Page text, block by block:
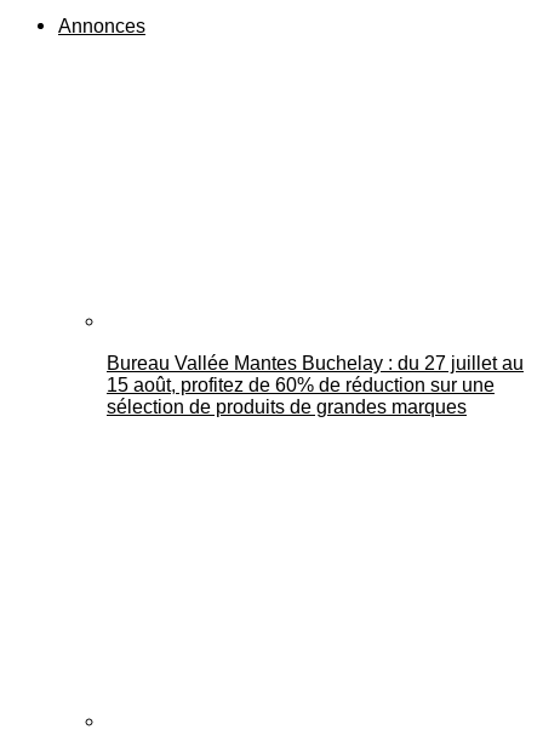
Annonces
Bureau Vallée Mantes Buchelay : du 27 juillet au
15 août, profitez de 60% de réduction sur une
sélection de produits de grandes marques